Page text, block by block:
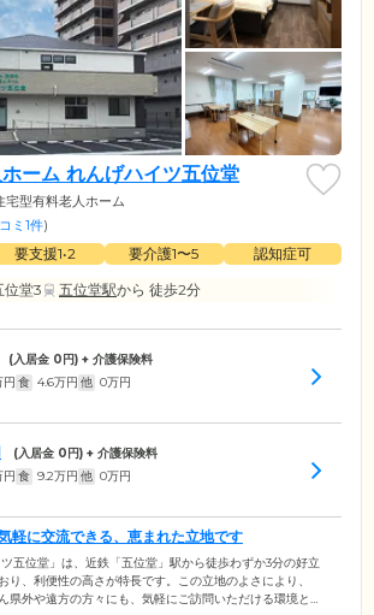
ーム れんげハイツ五位堂
宅型有料老人ホーム
ミ1件)
要支援1•2 要介護1〜5
認知症可
位堂3
五位堂駅から 徒歩2分
(入居金 0円) + 介護保険料
円 食 4.6万円 他 0万円
(入居金 0円) + 介護保険料
円 食 9.2万円 他 0万円
軽に交流できる、恵まれた立地です
ツ五位堂」は、近鉄「五位堂」駅から徒歩わずか3分の好立
り、利便性の高さが特長です。この立地のよさにより、
県外や遠方の方々にも、気軽にご訪問いただける環境と